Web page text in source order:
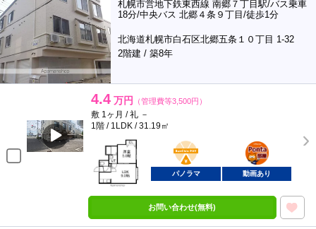
札幌市営地下鉄東西線 南郷７丁目駅/バス乗車
18分/中央バス 北郷４条９丁目/徒歩1分
北海道札幌市白石区北郷五条１０丁目 1-32
2階建 / 築8年
4.4 万円 （管理費等3,500円）
敷 1ヶ月 / 礼 －
1階 / 1LDK / 31.19㎡
BunChinPAY
ポンタ
部屋
パノラマ 動画あり
お問い合わせ(無料)